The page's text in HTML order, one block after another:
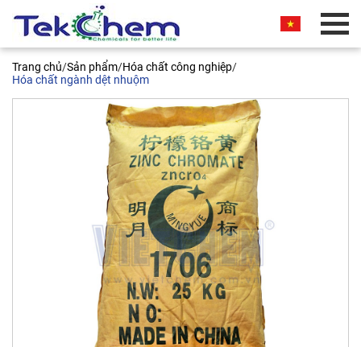
Trang chủ/Sản phẩm/Hóa chất công nghiệp/
Hóa chất ngành dệt nhuộm
BÁO GIÁ THƯƠNG MẠI
Quý khách vui lòng nhập thông tin vào các trường
bên dưới. Chúng tôi sẽ liên hệ ngay và báo giá
thương mại sản phẩm này cho quý khách. Xin
chân thành cảm ơn!